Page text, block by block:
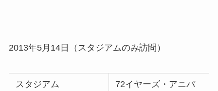
2013年5月14日（スタジアムのみ訪問）
スタジアム
72イヤーズ・アニバ